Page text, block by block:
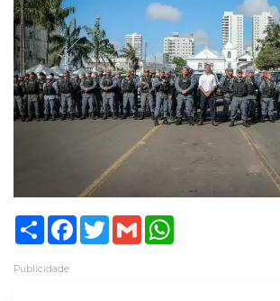
ShareFacebook
TwitterGmail
Publicidade